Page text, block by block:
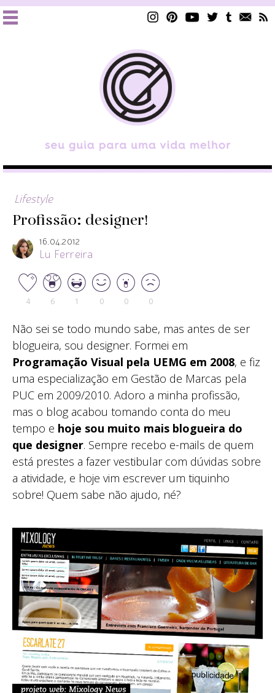
Lifestyle
Profissão: designer!
16.04.2012
Lu Ferreira
4 6 1 0 0 0
Não sei se todo mundo sabe, mas antes de ser
blogueira, sou designer. Formei em
Programação Visual pela UEMG em 2008, e fiz
uma especialização em Gestão de Marcas pela
PUC em 2009/2010. Adoro a minha profissão,
mas o blog acabou tomando conta do meu
tempo e hoje sou muito mais blogueira do
que designer. Sempre recebo e-mails de quem
está prestes a fazer vestibular com dúvidas sobre
a atividade, e hoje vim escrever um tiquinho
sobre! Quem sabe não ajudo, né?